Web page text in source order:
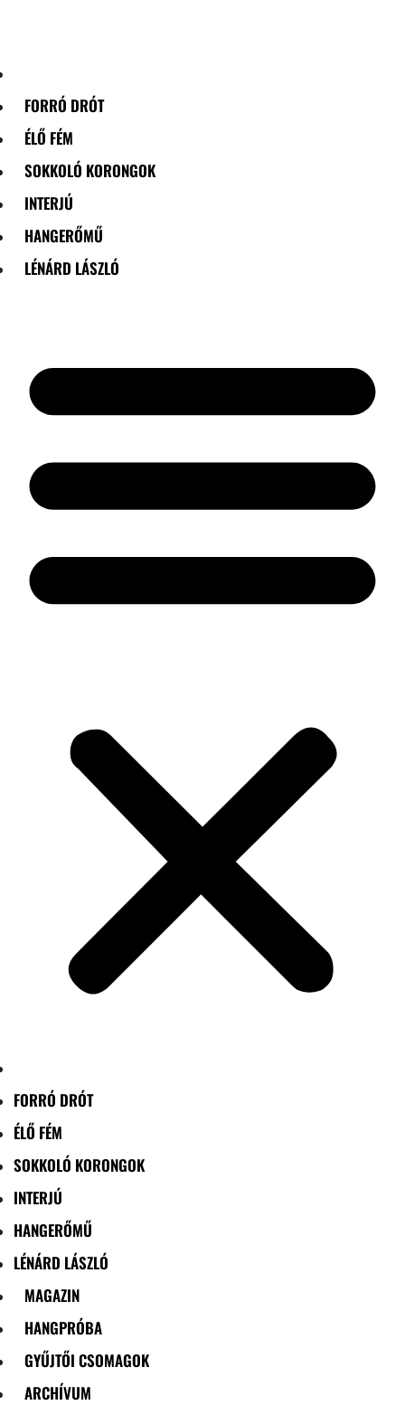
FORRÓ DRÓT
ÉLŐ FÉM
SOKKOLÓ KORONGOK
INTERJÚ
HANGERŐMŰ
LÉNÁRD LÁSZLÓ
FORRÓ DRÓT
ÉLŐ FÉM
SOKKOLÓ KORONGOK
INTERJÚ
HANGERŐMŰ
LÉNÁRD LÁSZLÓ
MAGAZIN
HANGPRÓBA
GYŰJTŐI CSOMAGOK
ARCHÍVUM